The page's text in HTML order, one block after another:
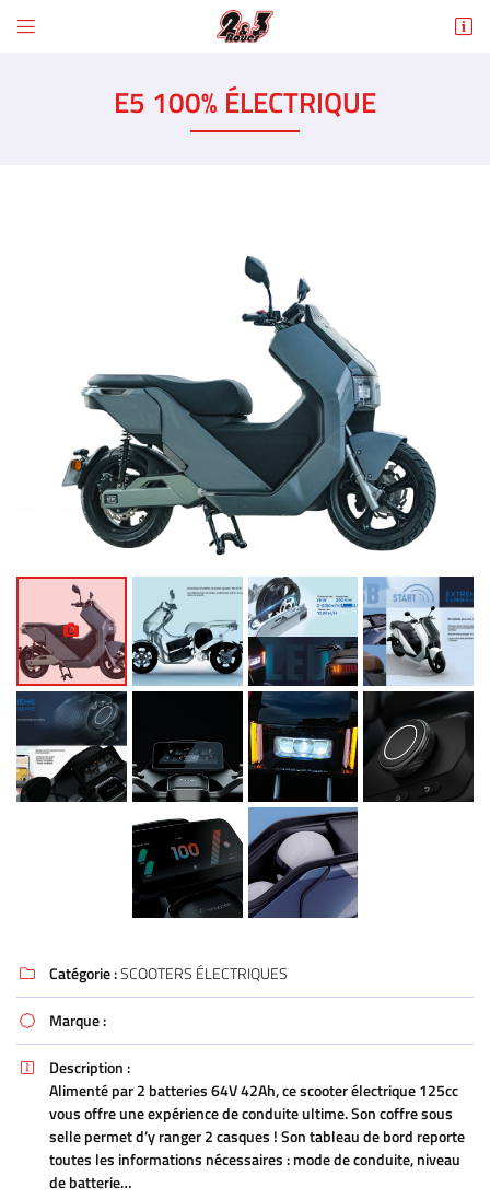
 
01 30 43 50 12
En cochant cette case, vous consentez à recevoir nos propositions commerciales à
l'adresse email indiqué ci-dessus. Vous pouvez vous désinscrire à tout moment en
utilisantle formulaire de désinscription
INSCRIPTION
E5 100% ÉLECTRIQUE
 Catégorie :SCOOTERS ÉLECTRIQUES
 Marque :

Description :
Alimenté par 2 batteries 64V 42Ah, ce scooter électrique 125cc
vous offre une expérience de conduite ultime. Son coffre sous
selle permet d’y ranger 2 casques ! Son tableau de bord reporte
toutes les informations nécessaires : mode de conduite, niveau
de batterie…